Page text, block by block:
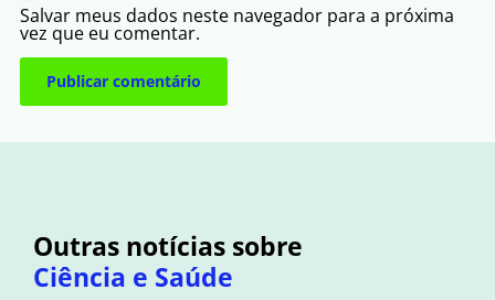
Salvar meus dados neste navegador para a próxima
vez que eu comentar.
Outras notícias sobre
Ciência e Saúde